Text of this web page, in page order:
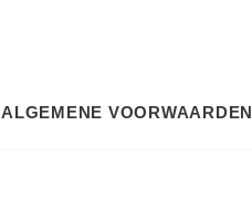
ALGEMENE VOORWAARDEN